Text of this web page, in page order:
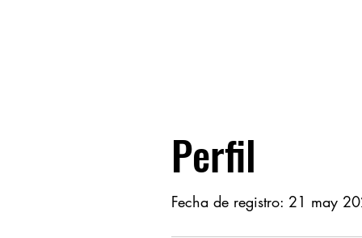
Perfil
Fecha de registro: 21 may